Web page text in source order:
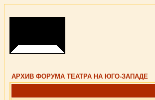
АРХИВ ФОРУМА ТЕАТРА НА ЮГО-ЗАПАДЕ